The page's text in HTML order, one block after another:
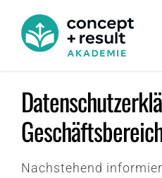
Inhalt
springen
Nachstehend